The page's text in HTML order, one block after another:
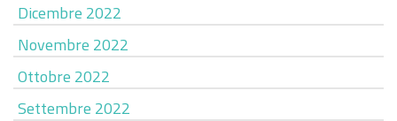
Dicembre 2022
Novembre 2022
Ottobre 2022
Settembre 2022